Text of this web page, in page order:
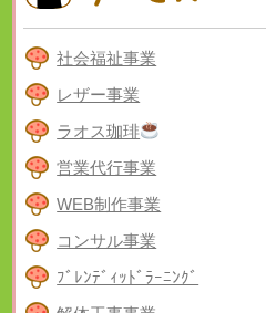
社会福祉事業
レザー事業
ラオス珈琲
営業代行事業
WEB制作事業
コンサル事業
ﾌﾞﾚﾝﾃﾞｨｯﾄﾞﾗｰﾆﾝｸﾞ